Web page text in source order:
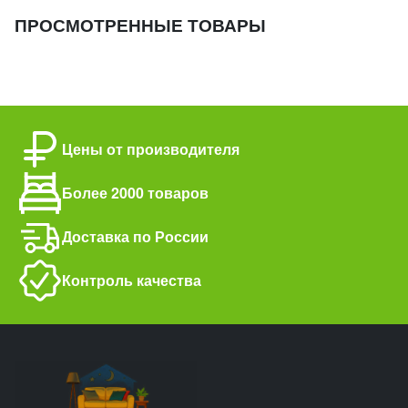
ПРОСМОТРЕННЫЕ ТОВАРЫ
Цены от производителя
Более 2000 товаров
Доставка по России
Контроль качества